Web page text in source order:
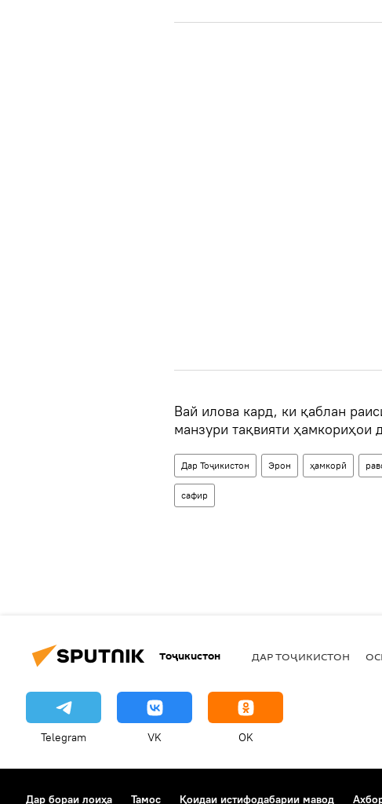
Вай илова кард, ки қаблан
манзури тақвияти ҳамкориҳои
Дар Тоҷикистон Эрон ҳамкорӣ
сафир
Тоҷикистон ДАР ТОҶИКИСТОН
Telegram VK OK
Дар бораи лоиҳа Тамос Қоидаи истифодабарии мавод